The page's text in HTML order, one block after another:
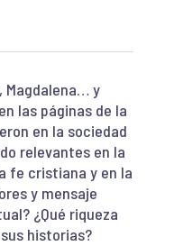
Magdalena… y
las páginas de la
en la sociedad
relevantes en la
fe cristiana y en la
y mensaje
¿Qué riqueza
historias?